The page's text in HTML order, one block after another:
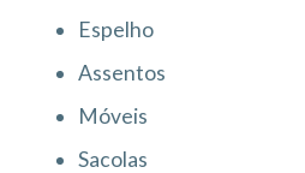
Espelho
Assentos
Móveis
Sacolas